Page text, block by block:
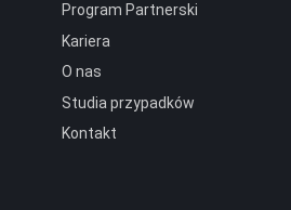
Program Partnerski
Kariera
O nas
Studia przypadków
Kontakt